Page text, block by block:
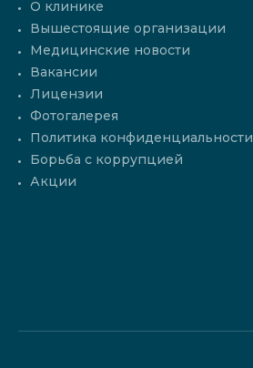
О клинике
Вышестоящие организации
Медицинские новости
Вакансии
Лицензии
Фотогалерея
Политика конфиденциальности
Борьба с коррупцией
Акции